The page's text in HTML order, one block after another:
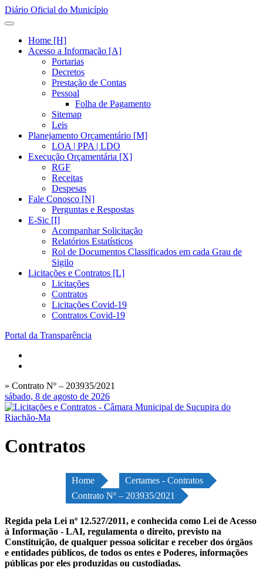
Diário Oficial do Município
Home [H]
Acesso a Informação [A]
Portarias
Decretos
Prestação de Contas
Pessoal
Folha de Pagamento
Sitemap
Leis
Planejamento Orçamentário [M]
LOA | PPA | LDO
Execução Orçamentária [X]
RGF
Receitas
Despesas
Fale Conosco [N]
Perguntas e Respostas
E-Sic [I]
Acompanhar Solicitação
Relatórios Estatísticos
Rol de Documentos Classificados em cada Grau de
Sigilo
Licitações e Contratos [L]
Licitações
Contratos
Licitações Covid-19
Contratos Covid-19
Portal da Transparência
» Contrato Nº – 203935/2021
sábado, 8 de agosto de 2026
Contratos
Home
Certames - Contratos
Contrato Nº – 203935/2021
Regida pela Lei nº 12.527/2011, e conhecida como Lei de Acesso
à Informação - LAI, regulamenta o direito, previsto na
Constituição, de qualquer pessoa solicitar e receber dos órgãos
e entidades públicos, de todos os entes e Poderes, informações
públicas por eles produzidas ou custodiadas.